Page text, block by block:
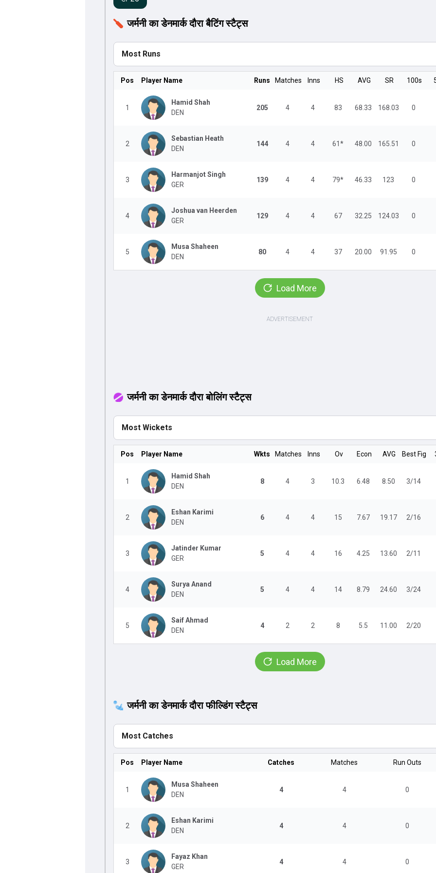
जर्मनी का डेनमार्क दौरा बैटिंग स्टैट्स
Most Runs
Pos Player Name Runs Matches Inns HS AVG SR 100s
1
Hamid Shah
DEN
205 4 4 83 68.33 168.03 0
2
Sebastian Heath
DEN
144 4 4 61* 48.00 165.51 0
3
Harmanjot Singh
GER
139 4 4 79* 46.33 123 0
4
Joshua van Heerden
GER
129 4 4 67 32.25 124.03 0
5
Musa Shaheen
DEN
80 4 4 37 20.00 91.95 0
Load More
जर्मनी का डेनमार्क दौरा बोलिंग स्टैट्स
Most Wickets
Pos Player Name Wkts Matches Inns Ov Econ AVG Best Fig
1
Hamid Shah
DEN
8 4 3 10.3 6.48 8.50 3/14
2
Eshan Karimi
DEN
6 4 4 15 7.67 19.17 2/16
3
Jatinder Kumar
GER
5 4 4 16 4.25 13.60 2/11
4
Surya Anand
DEN
5 4 4 14 8.79 24.60 3/24
5
Saif Ahmad
DEN
4 2 2 8 5.5 11.00 2/20
Load More
जर्मनी का डेनमार्क दौरा फील्डिंग स्टैट्स
Most Catches
Pos Player Name Catches Matches Run Outs
1
Musa Shaheen
DEN
4 4 0
2
Eshan Karimi
DEN
4 4 0
3
Fayaz Khan
GER
4 4 0